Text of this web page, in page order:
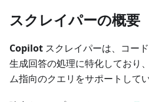
スクレイパーの概要
Copilot スクレイパーは、コー
生成回答の処理に特化しており
ム指向のクエリをサポートしてい